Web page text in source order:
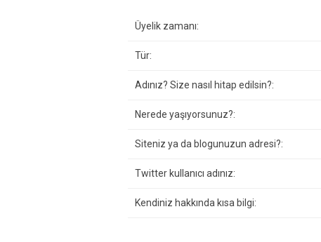
Üyelik zamanı:
Tür:
Adınız? Size nasıl hitap edilsin?:
Nerede yaşıyorsunuz?:
Siteniz ya da blogunuzun adresi?:
Twitter kullanıcı adınız:
Kendiniz hakkında kısa bilgi: